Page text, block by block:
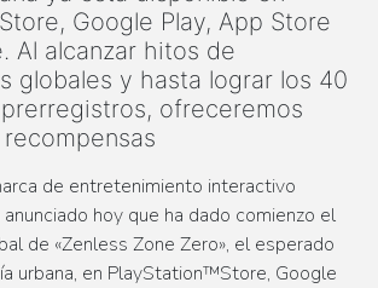
Google Play, App Store
Al alcanzar hitos de
globales y hasta lograr los 40
ofreceremos
de entretenimiento interactivo
hoy que ha dado comienzo el
de «Zenless Zone Zero», el esperado
urbana, en PlayStation™Store, Google